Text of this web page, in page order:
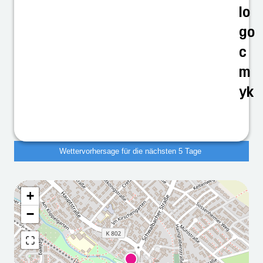
Wettervorhersage für die
nächsten 5 Tage
Wettervorhersage für die nächsten 5 Tage
+
−